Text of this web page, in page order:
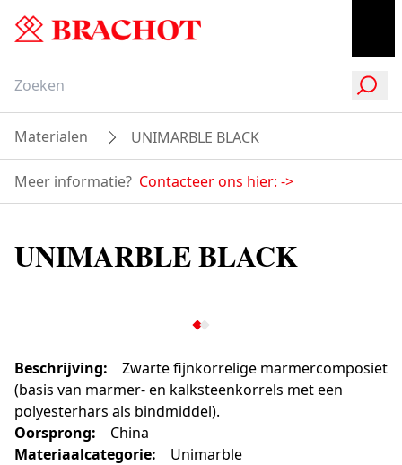
Materialen UNIMARBLE BLACK
Meer informatie? Contacteer ons hier: ->
UNIMARBLE BLACK
Beschrijving:
Zwarte fijnkorrelige marmercomposiet
(basis van marmer- en kalksteenkorrels met een
polyesterhars als bindmiddel).
Oorsprong:
China
Materiaalcategorie: Unimarble